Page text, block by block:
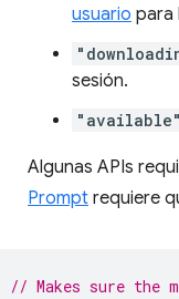
usuario para
sesión.
"available"
Algunas APIs
Prompt requiere
// Makes sure the